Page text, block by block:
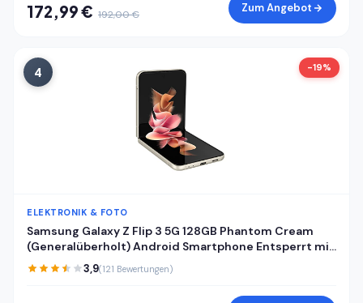
172,99 € 192,00 € Zum Angebot
4 -19%
ELEKTRONIK & FOTO
Samsung Galaxy Z Flip 3 5G 128GB Phantom Cream
(Generalüberholt) Android Smartphone Entsperrt mit
Garantie
3,9(121 Bewertungen)